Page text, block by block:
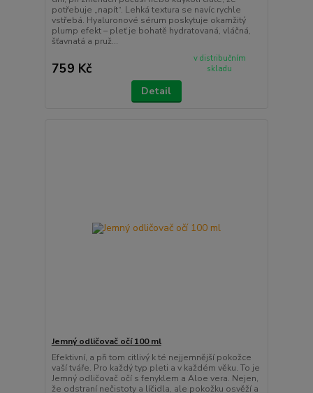
potřebuje „napít“. Lehká textura se navíc rychle
vstřebá. Hyaluronové sérum poskytuje okamžitý
plump efekt – pleť je bohatě hydratovaná, vláčná,
šťavnatá a pruž...
759 Kč
v distribučním
skladu
Detail
Jemný odličovač očí 100 ml
Efektivní, a při tom citlivý k té nejjemnější pokožce
vaší tváře. Pro každý typ pleti a v každém věku. To je
Jemný odličovač očí s fenyklem a Aloe vera. Nejen,
že odstraní nečistoty a líčidla, ale pokožku osvěží a